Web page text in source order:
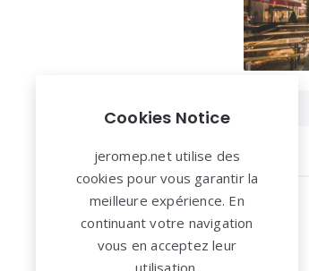
Widgets
Cookies Notice
jeromep.net utilise des
cookies pour vous garantir la
meilleure expérience. En
continuant votre navigation
vous en acceptez leur
utilisation.